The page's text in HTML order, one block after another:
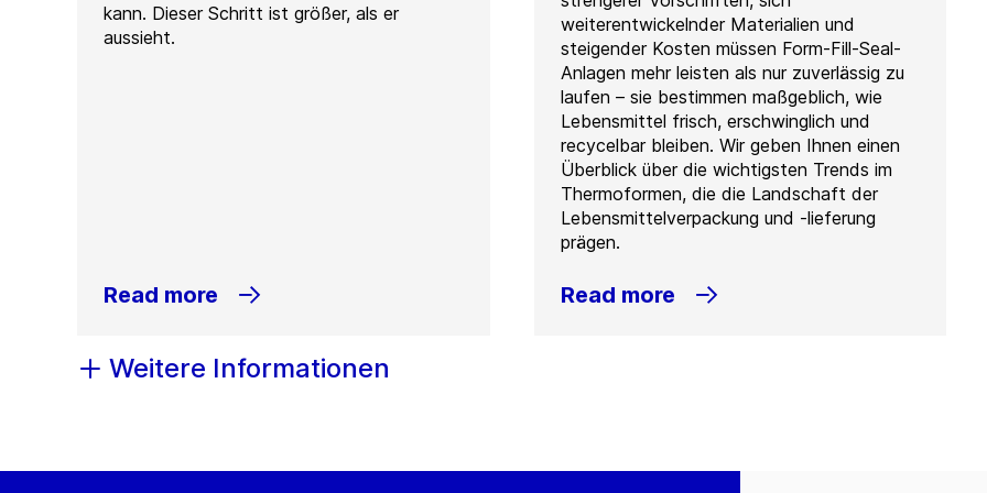
kann. Dieser Schritt ist größer, als er
aussieht.
Read more
weiterentwickelnder Materialien und
steigender Kosten müssen Form-Fill-Seal-
Anlagen mehr leisten als nur zuverlässig zu
laufen – sie bestimmen maßgeblich, wie
Lebensmittel frisch, erschwinglich und
recycelbar bleiben. Wir geben Ihnen einen
Überblick über die wichtigsten Trends im
Thermoformen, die die Landschaft der
Lebensmittelverpackung und -lieferung
prägen.
Read more
Weitere Informationen